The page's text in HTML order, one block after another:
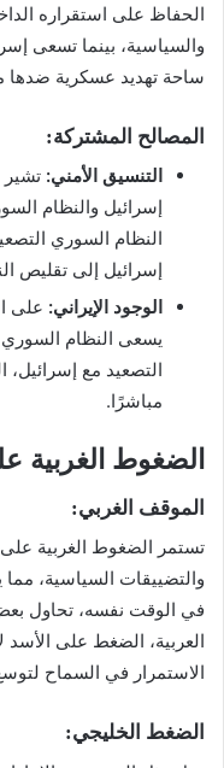
الحفاظ على استقراره
والسياسية، بينما تسعى
ساحة تهديد عسكرية ضدها
المصالح المشتركة:
التنسيق الأمني: تشير
إسرائيل والنظام
النظام السوري
إسرائيل إلى تقليص
الوجود الإيراني: على
يسعى النظام السوري
التصعيد مع إسرائيل،
مباشرًا.
الضغوط الغربية
الموقف الغربي:
تستمر الضغوط الغربية
والتضييقات السياسية، مما
في الوقت نفسه، تحاول
العربية، الضغط على الأسد
الاستمرار في السماح
الضغط الخليجي: